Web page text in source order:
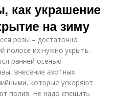
как украшение
на зиму
розы – достаточно
полосе их нужно укрыть.
ранней осенью –
внесение азотных
которые ускоряют
полив. Не надо спешить